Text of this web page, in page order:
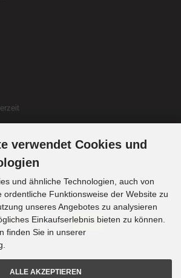
verwendet Cookies und
und ähnliche Technologien, auch von
ordentliche Funktionsweise der Website zu
unseres Angebotes zu analysieren
Einkaufserlebnis bieten zu können.
finden Sie in unserer
ALLE AKZEPTIEREN